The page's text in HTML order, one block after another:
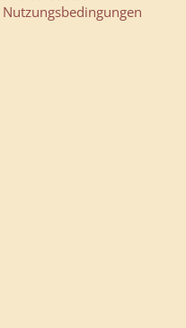
Nutzungsbedingungen